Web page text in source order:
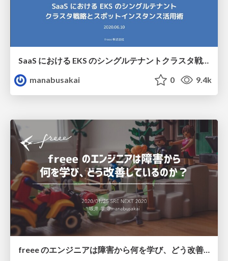
SaaS における EKS のシングルテナントクラスタ戦略とスポットインスタンス活用術 / EKS single-tenant cluster strategy and Spot Instances
manabusakai
0 9.4k
freee のエンジニアは障害から何を学び、どう改善しているのか？ / What do freee engineers learn and improve from failures?